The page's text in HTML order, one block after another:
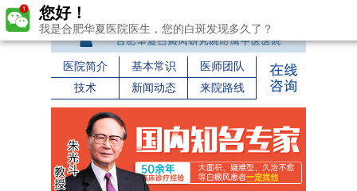
医院简介 基本常识
医师团队
技术
新闻动态 来院路线
您好！
我是合肥华夏医院医生，您的白斑发现多久了？